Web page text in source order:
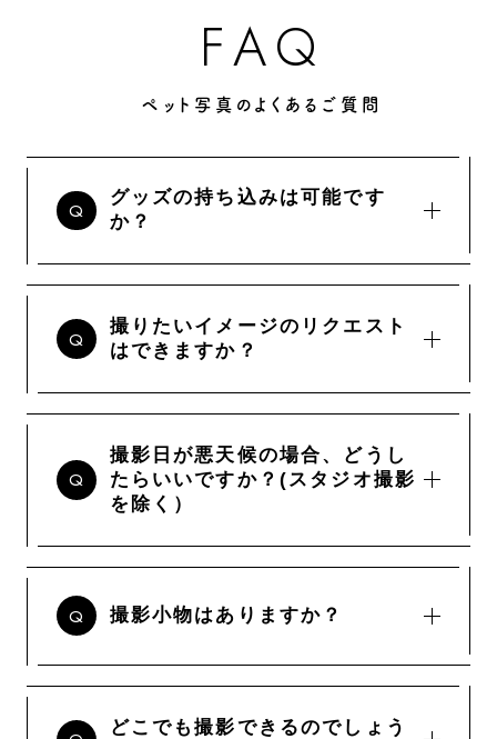
FAQ
ペット写真のよくあるご質問
グッズの持ち込みは可能です
か？
撮りたいイメージのリクエスト
はできますか？
撮影日が悪天候の場合、どうし
たらいいですか？(スタジオ撮影
を除く）
撮影小物はありますか？
どこでも撮影できるのでしょう